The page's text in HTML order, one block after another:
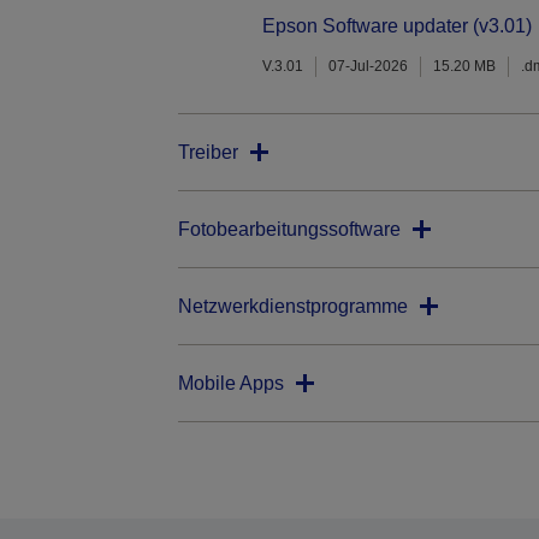
Epson Software updater (v3.01)
V.3.01 07-Jul-2026 15.20 MB
Treiber
Fotobearbeitungssoftware
Netzwerkdienstprogramme
Mobile Apps